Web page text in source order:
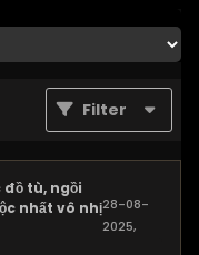
Filter
đồ tù, ngồi
nhất vô nhị28-08-
2025,